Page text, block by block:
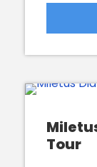
Tour